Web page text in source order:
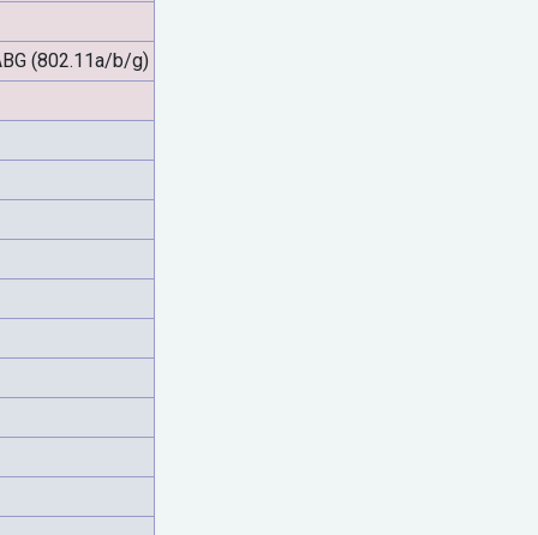
(802.11a/b/g)